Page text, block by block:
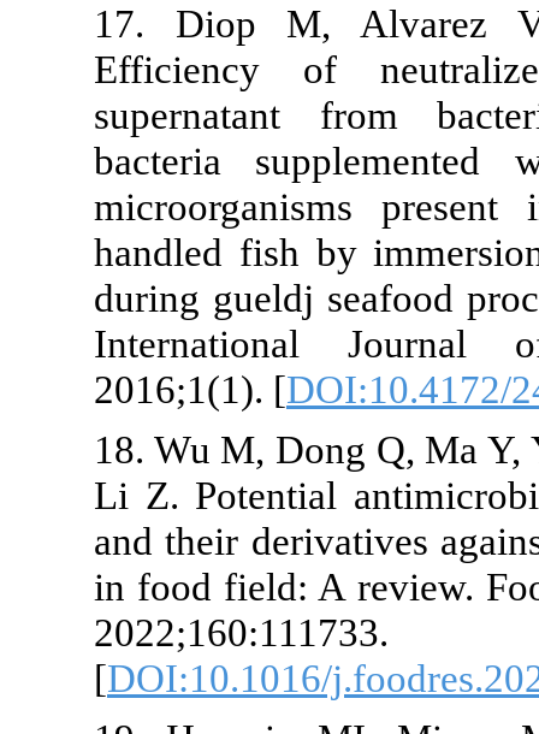
17. Diop
Efficiency
bacteria
handled fish
during gueldj
2016;1(1). [
18. Wu M,
Li Z.
and their
in food field:
[